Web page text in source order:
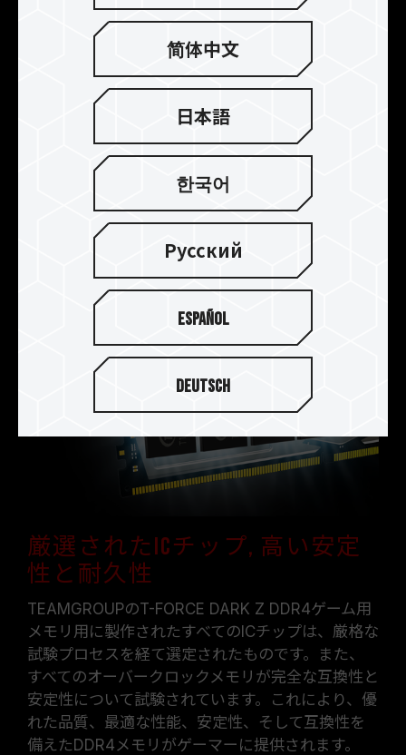
ダは、本体構造を強化するため、厚さ0.8mmの一
体型アルミニウムでパンチプレス加工によって形
成されています。また、陽極酸化処理によるカラー
リングで耐食性を向上し、非伝導性にします。 さ
らに、超伝導 - 熱伝導性接着剤を使用することで、
熱伝導によりICチップ上の熱がアルミ合金製冷却
モジュールにすばやく伝わり、放熱性が向上しま
す。これにより、ゲーム用オーバークロックメモリ
を動作温度範囲内に維持することができ、動作遅
延のないスムーズな最高のゲーム体験と超高速性
能を提供することができます。
厳選されたICチップ, 高い安定
性と耐久性
TEAMGROUPのT-FORCE DARK Z DDR4ゲーム用
メモリ用に製作されたすべてのICチップは、厳格な
試験プロセスを経て選定されたものです。また、
すべてのオーバークロックメモリが完全な互換性と
安定性について試験されています。これにより、優
れた品質、最適な性能、安定性、そして互換性を
備えたDDR4メモリがゲーマーに提供されます。
简体中文
日本語
한국어
Русский
Español
Deutsch